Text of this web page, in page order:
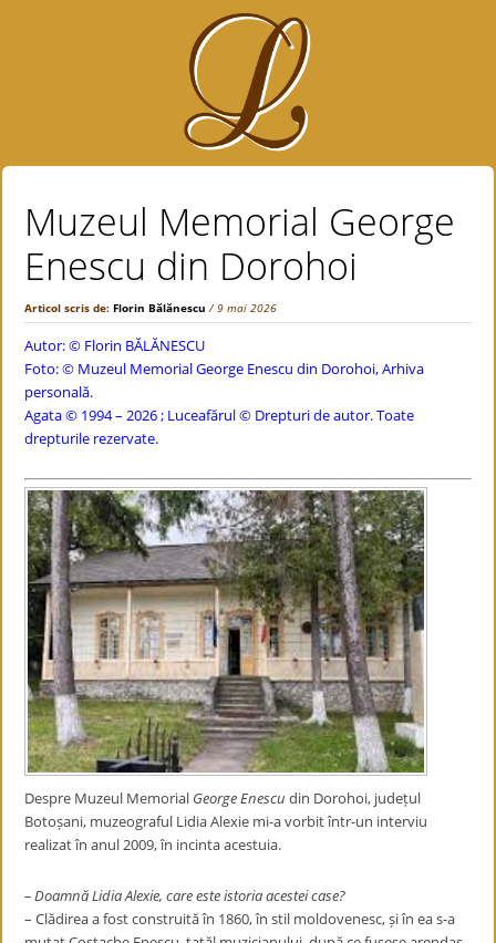
Muzeul Memorial George
Enescu din Dorohoi
Articol scris de:Florin Bălănescu / 9 mai 2026
Autor: © Florin BĂLĂNESCU
Foto: © Muzeul Memorial George Enescu din Dorohoi, Arhiva
personală.
Agata © 1994 – 2026 ; Luceafărul © Drepturi de autor. Toate
drepturile rezervate.
Despre Muzeul Memorial George Enescu din Dorohoi, județul
Botoșani, muzeograful Lidia Alexie mi-a vorbit într-un interviu
realizat în anul 2009, în incinta acestuia.
– Doamnă Lidia Alexie, care este istoria acestei case?
– Clădirea a fost construită în 1860, în stil moldovenesc, și în ea s-a